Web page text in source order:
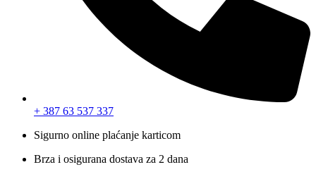
+ 387 63 537 337
Sigurno online plaćanje karticom
Brza i osigurana dostava za 2 dana